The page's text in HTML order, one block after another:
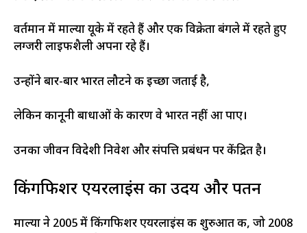
वर्तमान में माल्या यूके में रहते हैं और एक विक्रेता बंगले में रहते हुए
लग्जरी लाइफशैली अपना रहे हैं।
उन्होंने बार-बार भारत लौटने की इच्छा जताई है,
लेकिन कानूनी बाधाओं के कारण वे भारत नहीं आ पाए।
उनका जीवन विदेशी निवेश और संपत्ति प्रबंधन पर केंद्रित है।
किंगफिशर एयरलाइंस का उदय और पतन
माल्या ने 2005 में किंगफिशर एयरलाइंस की शुरुआत की, जो 2008